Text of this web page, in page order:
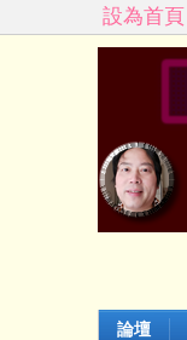
設為首頁
論壇